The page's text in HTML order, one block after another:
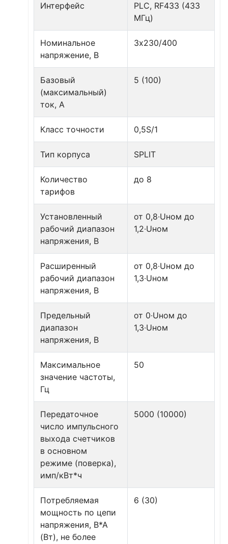
Интерфейс
PLC, RF433 (433
МГц)
Номинальное
напряжение, В
3х230/400
Базовый
(максимальный)
ток, А
5 (100)
Класс точности 0,5S/1
Тип корпуса SPLIT
Количество
тарифов
до 8
Установленный
рабочий диапазон
напряжения, В
от 0,8∙Uном до
1,2∙Uном
Расширенный
рабочий диапазон
напряжения, В
от 0,8∙Uном до
1,3∙Uном
Предельный
диапазон
напряжения, В
от 0∙Uном до
1,3∙Uном
Максимальное
значение частоты,
Гц
50
Передаточное
число импульсного
выхода счетчиков
в основном
режиме (поверка),
имп/кВт*ч
5000 (10000)
Потребляемая
мощность по цепи
напряжения, В*А
(Вт), не более
6 (30)